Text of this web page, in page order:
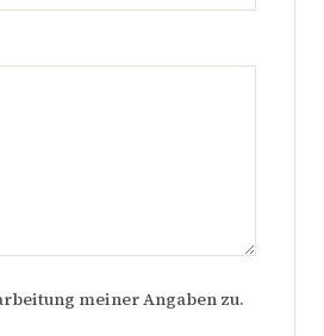
meiner Angaben zu.